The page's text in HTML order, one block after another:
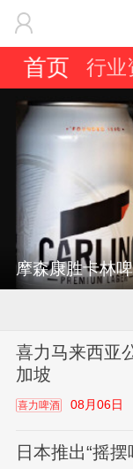
首页 行业
摩森康胜卡林
喜力马来西亚
加坡
喜力啤酒 08月06日
日本推出“摇摆